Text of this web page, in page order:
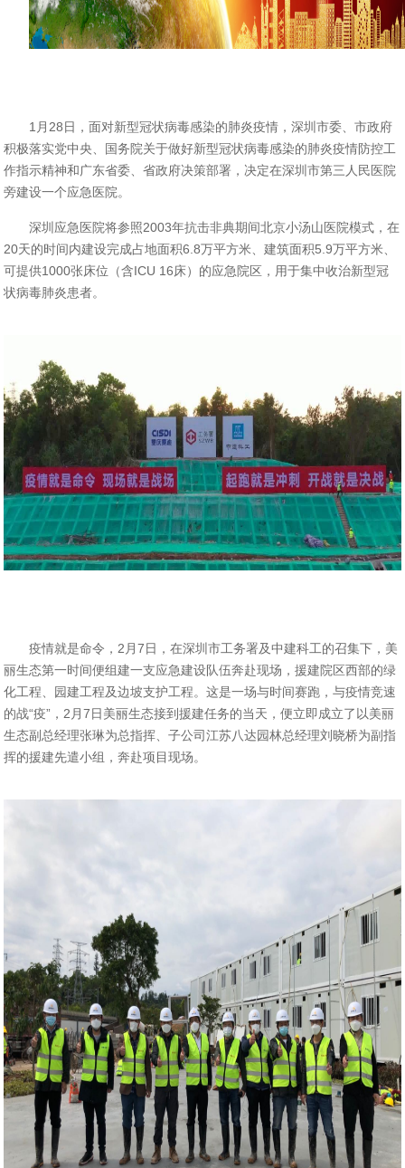
1月28日，面对新型冠状病毒感染的肺炎疫情，深圳市委、市政府
积极落实党中央、国务院关于做好新型冠状病毒感染的肺炎疫情防控工
作指示精神和广东省委、省政府决策部署，决定在深圳市第三人民医院
旁建设一个应急医院。
深圳应急医院将参照2003年抗击非典期间北京小汤山医院模式，在
20天的时间内建设完成占地面积6.8万平方米、建筑面积5.9万平方米、
可提供1000张床位（含ICU 16床）的应急院区，用于集中收治新型冠
状病毒肺炎患者。
疫情就是命令， 2月7日，在深圳市工务署及中建科工的召集下，美
丽生态第一时间便组建一支应急建设队伍奔赴现场，援建院区西部的绿
化工程、园建工程及边坡支护工程。这是一场与时间赛跑，与疫情竞速
的战“疫”，2月7日美丽生态接到援建任务的当天，便立即成立了以美丽
生态副总经理张琳为总指挥、子公司江苏八达园林总经理刘晓桥为副指
挥的援建先遣小组，奔赴项目现场。